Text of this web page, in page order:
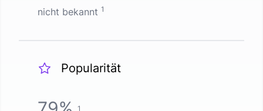
nicht bekannt 1
Popularität
1